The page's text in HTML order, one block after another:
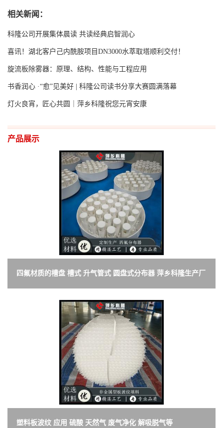
相关新闻：
科隆公司开展集体晨读 共读经典启智润心
喜讯！湖北客户己内酰胺项目DN3000水萃取塔顺利交付！
旋流板除雾器：原理、结构、性能与工程应用
书香润心 ·“愈”见美好 | 科隆公司读书分享大赛圆满落幕
灯火良宵，匠心共圆｜萍乡科隆祝您元宵安康
产品展示
四氟材质的槽盘 槽式 升气管式 圆盘式分布器 萍乡科隆生产厂
家
塑料板波纹 应用 硫酸 天然气 废气净化 解吸脱气等